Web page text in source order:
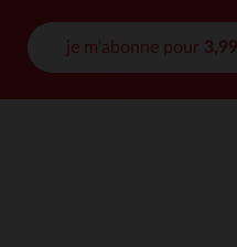
je m'abonne pour